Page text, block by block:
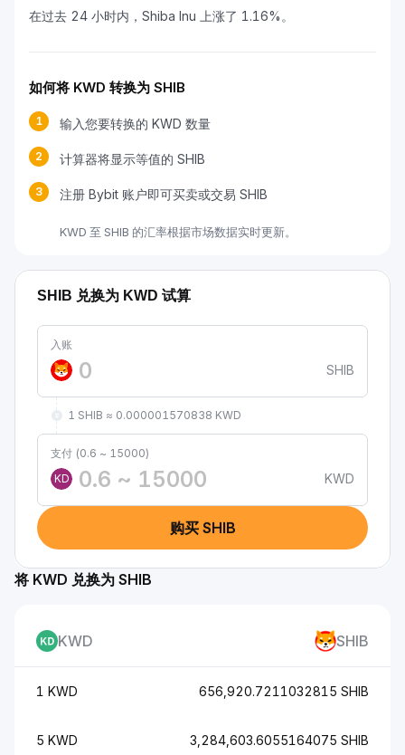
在过去 24 小时内，Shiba Inu 上涨了 1.16%。
如何将 KWD 转换为 SHIB
1 输入您要转换的 KWD 数量
2 计算器将显示等值的 SHIB
3 注册 Bybit 账户即可买卖或交易 SHIB
KWD 至 SHIB 的汇率根据市场数据实时更新。
SHIB 兑换为 KWD 试算
入账
SHIB
1 SHIB ≈ 0.000001570838 KWD
支付 (0.6 ~ 15000)
KD
KWD
购买 SHIB
将 KWD 兑换为 SHIB
KWD SHIB
1 KWD 656,920.7211032815 SHIB
5 KWD 3,284,603.6055164075 SHIB